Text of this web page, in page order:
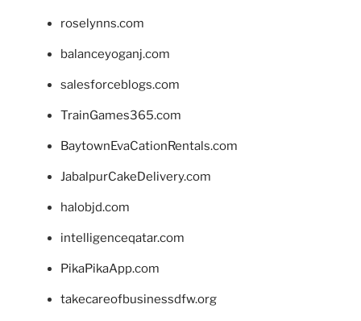
roselynns.com
balanceyoganj.com
salesforceblogs.com
TrainGames365.com
BaytownEvaCationRentals.com
JabalpurCakeDelivery.com
halobjd.com
intelligenceqatar.com
PikaPikaApp.com
takecareofbusinessdfw.org